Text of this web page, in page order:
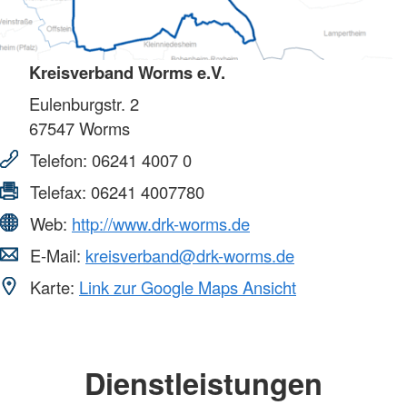
Kreisverband Worms e.V.
Eulenburgstr. 2
67547Worms
Telefon: 06241 4007 0
Telefax: 06241 4007780
Web: http://www.drk-worms.de
E-Mail: kreisverband@drk-worms.de
Karte: Link zur Google Maps Ansicht
Dienstleistungen